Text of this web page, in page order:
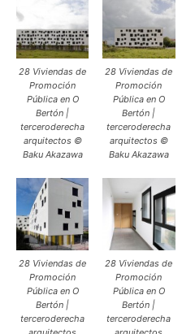
28 Viviendas de
Promoción
Pública en O
Bertón |
terceroderecha
arquitectos ©
Baku Akazawa
28 Viviendas de
Promoción
Pública en O
Bertón |
terceroderecha
arquitectos ©
Baku Akazawa
28 Viviendas de
Promoción
Pública en O
Bertón |
terceroderecha
28 Viviendas de
Promoción
Pública en O
Bertón |
terceroderecha